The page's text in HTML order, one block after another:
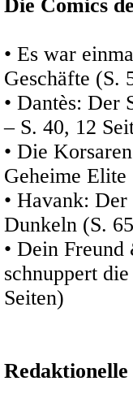
Die Comics
• Es war
Geschäfte (S.
• Dantès: Der
– S. 40, 12
• Die
Geheime Elite
• Havank:
Dunkeln (S.
• Dein
schnuppert
Seiten)